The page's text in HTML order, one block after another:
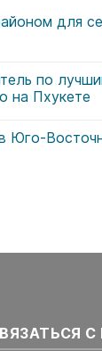
для
по
на Пхукете
Юго-